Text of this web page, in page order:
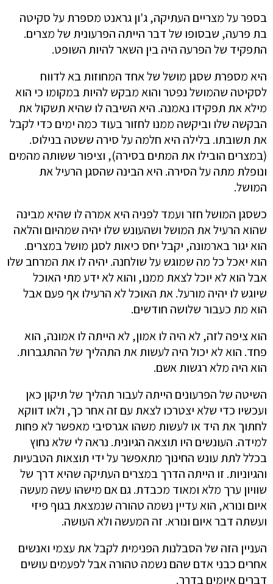
בספר על מצריים העתיקה, ג'ון גראנט מספרת על סקיטה
בת פרעה, שבסופו של דבר הייתה הפרעונית של מצרים.
התפקיד של הפרעה היה בין השאר להיות השופט.
היא מספרת שסגן מושל של אחד המחוזות בא לדווח
לסקיטה שהמושל נפטר והוא מבקש להיות במקומו כי הוא
מילא את תפקידו נאמנה. היא השיבה לו שהיא תשקול את
הבקשה שלו וביקשה ממנו לחזור בעוד כמה ימים כדי לקבל
את תשובתו. בלילה היא חלמה על סירה ששטה בנילוס.
(במצרים הובילו את המתים בסירה), וציפור ששותה מהמים
ונופלת מתה על הסירה. היא הבינה שהסגן הרעיל את
המושל.
כשסגן המושל חזר ועמד לפניה היא אמרה לו שהיא מבינה
שהוא הרעיל את המושל ושהעונש שלו יהיה שמהיום והלאה
הוא יגור בארמונה, יקבל יחס כיאות לסגן מושל במצרים.
הוא יאכל כל מה שמוגש על שולחנה. יהיה לו את המרחב שלו
אבל הוא לא יוכל לצאת ממנו, והוא לא ידע מתי האוכל
שיוגש לו יהיה מורעל. את האוכל לא הרעילו אף פעם אבל
הוא מת כעבור שלושה חודשים.
הוא ציפה לזה, לא היה לו אמון, לא הייתה לו אמונה, הוא
פחד. הוא לא יכול היה לעשות את התהליך של ההתגברות.
הוא היה מלא רגשות אשם.
השיטה של הפרעונים הייתה לעבור תהליך של תיקון כאן
ועכשיו כדי שלא יצטרכו לצאת עם זה אחר כך, ולאו דווקא
לחתוך את היד או לעשות משהו אגרסיבי מאפשר לא פחות
למידה. העונשים היו תוצאה הגיונית. נראה לי שלא נחוץ
בכלל לתת עונש החינוך מתאפשר על ידי תוצאות הטבעיות
והגיוניות. זו הייתה הדרך במצרים העתיקה שהיא דרך של
שוויון ערך מלא ומאוד מכבדת. גם אם מישהו עשה מעשה
איום ונורא, הוא עדיין נשמה טהורה שנמצאת בגוף פיזי
ועשתה דבר איום ונורא. זה המעשה ולא העושה.
העניין הזה של הסבלנות הפנימית לקבל את עצמי ואנשים
אחרים כבני אדם שהם נשמה טהורה אבל לפעמים עושים
דברים איומים בדרך.